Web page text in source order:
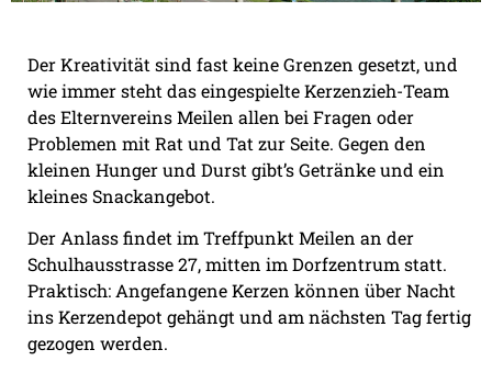
Der Kreativität sind fast keine Grenzen gesetzt, und
wie immer steht das eingespielte Kerzenzieh-Team
des Elternvereins Meilen allen bei Fragen oder
Problemen mit Rat und Tat zur Seite. Gegen den
kleinen Hunger und Durst gibt’s Getränke und ein
kleines Snackangebot.
Der Anlass findet im Treffpunkt Meilen an der
Schulhausstrasse 27, mitten im Dorfzentrum statt.
Praktisch: Angefangene Kerzen können über Nacht
ins Kerzendepot gehängt und am nächsten Tag fertig
gezogen werden.